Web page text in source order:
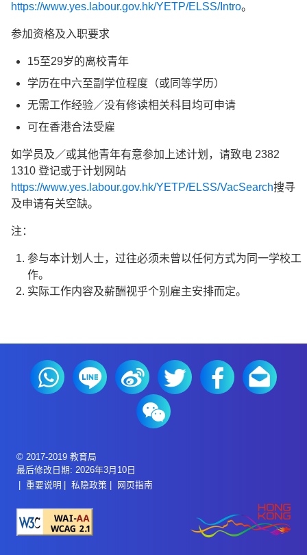
https://www.yes.labour.gov.hk/YETP/ELSS/Intro。
参加资格及入职要求
15至29岁的离校青年
学历在中六至副学位程度（或同等学历）
无需工作经验／没有修读相关科目均可申请
可在香港合法受雇
如学员及／或其他青年有意参加上述计划，请致电 2382
1310 登记或于计划网站
https://www.yes.labour.gov.hk/YETP/ELSS/VacSearch搜寻
及申请有关空缺。
注：
参与本计划人士，过往必须未曾以任何方式为同一学校工
作。
实际工作内容及薪酬视乎个别雇主安排而定。
© 2017-2019 教育局
最后修改日期: 2026年3月10日
重要说明
私隐政策 网页指南